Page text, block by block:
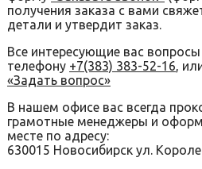
получения заказа с вами
детали и утвердит заказ.
Все интересующие вас
телефону +7(383) 383-52-16,
«Задать вопрос»
В нашем офисе вас всегда
грамотные менеджеры и
месте по адресу:
630015 Новосибирск ул.